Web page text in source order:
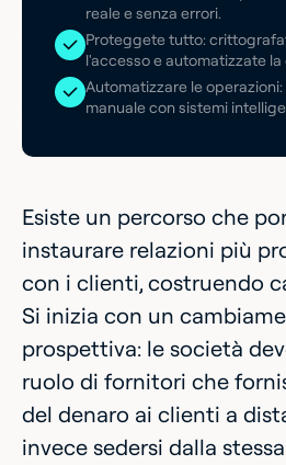
reale e senza errori.
Proteggete tutto:
l'accesso e automatizzate
Automatizzare le
manuale con sistemi
Esiste un percorso che
instaurare relazioni più
con i clienti, costruendo
Si inizia con un
prospettiva: le società
ruolo di fornitori che
del denaro ai clienti a
invece sedersi dalla